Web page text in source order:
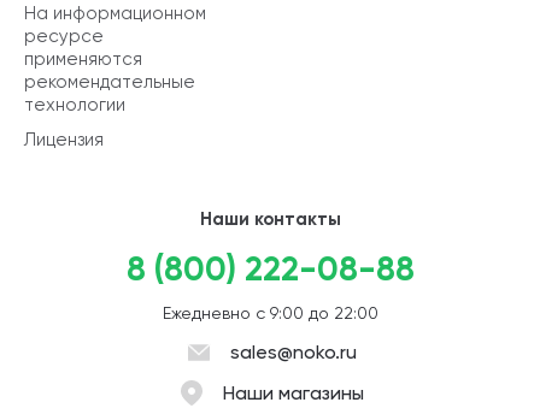
На информационном
ресурсе
применяются
рекомендательные
технологии
Лицензия
Наши контакты
8 (800) 222-08-88
Ежедневно с 9:00 до 22:00
sales@noko.ru
Наши магазины